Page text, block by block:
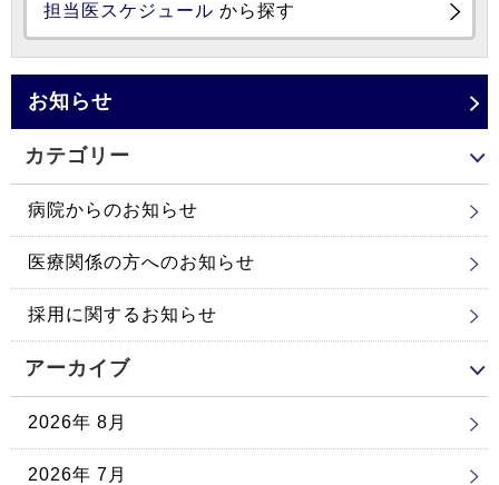
担当医スケジュール から探す
お知らせ
カテゴリー
病院からのお知らせ
医療関係の方へのお知らせ
採用に関するお知らせ
アーカイブ
2026年 8月
2026年 7月